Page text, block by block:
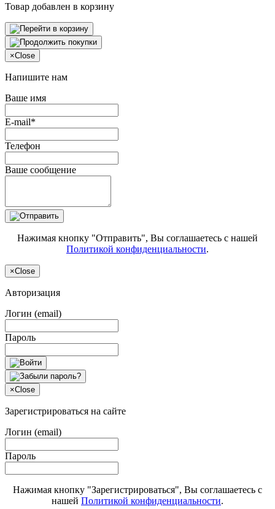
Товар добавлен в корзину
×Close
Напишите нам
Ваше имя
E-mail*
Телефон
Ваше сообщение
Нажимая кнопку "Отправить", Вы соглашаетесь с нашей
Политикой конфиденциальности.
×Close
Авторизация
Логин (email)
Пароль
×Close
Зарегистрироваться на сайте
Логин (email)
Пароль
Нажимая кнопку "Зарегистрироваться", Вы соглашаетесь с
нашей Политикой конфиденциальности.